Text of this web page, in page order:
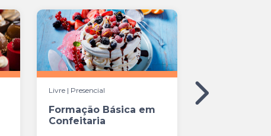
Livre | Presencial
Formação Básica em
Confeitaria
Livre | Presencial